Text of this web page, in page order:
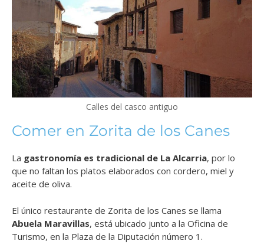
Calles del casco antiguo
Comer en Zorita de los Canes
La gastronomía es tradicional de La Alcarria, por lo
que no faltan los platos elaborados con cordero, miel y
aceite de oliva.
El único restaurante de Zorita de los Canes se llama
Abuela Maravillas, está ubicado junto a la Oficina de
Turismo, en la Plaza de la Diputación número 1.